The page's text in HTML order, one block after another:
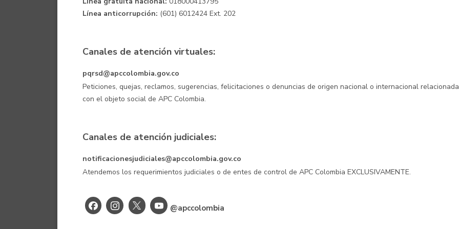
Línea anticorrupción: (601) 6012424 Ext. 202
Canales de atención virtuales:
pqrsd@apccolombia.gov.co
Peticiones, quejas, reclamos, sugerencias, felicitaciones o denuncias de origen nacional o internacional
con el objeto social de APC Colombia.
Canales de atención judiciales:
notificacionesjudiciales@apccolombia.gov.co
Atendemos los requerimientos judiciales o de entes de control de APC Colombia EXCLUSIVAMENTE.
@apccolombia